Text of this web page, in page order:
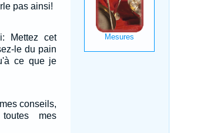
pas ainsi!
Mettez cet
le du pain
ce que je
conseils,
mes